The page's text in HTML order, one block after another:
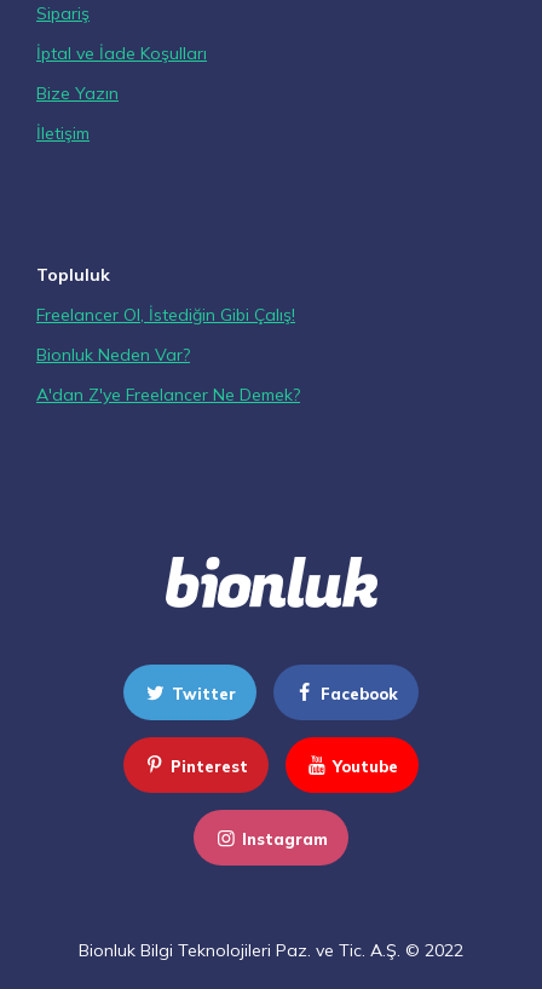
Sipariş
İptal ve İade Koşulları
Bize Yazın
İletişim
Topluluk
Freelancer Ol, İstediğin Gibi Çalış!
Bionluk Neden Var?
A'dan Z'ye Freelancer Ne Demek?
Twitter Facebook
Pinterest Youtube
Instagram
Bionluk Bilgi Teknolojileri Paz. ve Tic. A.Ş. © 2022